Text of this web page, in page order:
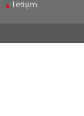
İletişim